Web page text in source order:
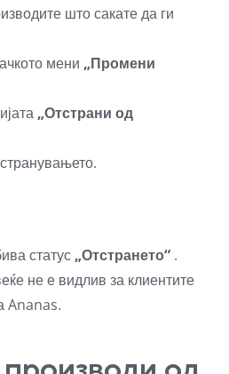
што сакате да ги
мени „Промени
„Отстрани од
статус „Отстрането“ .
не е видлив за клиентите
Ananas.